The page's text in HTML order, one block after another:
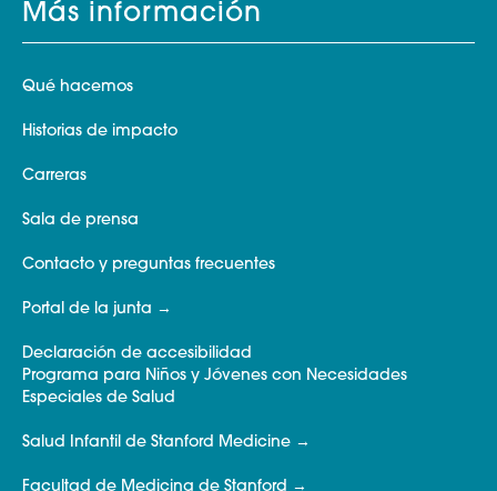
Más información
Qué hacemos
Historias de impacto
Carreras
Sala de prensa
Contacto y preguntas frecuentes
Portal de la junta
Declaración de accesibilidad
Programa para Niños y Jóvenes con Necesidades
Especiales de Salud
Salud Infantil de Stanford Medicine
Facultad de Medicina de Stanford